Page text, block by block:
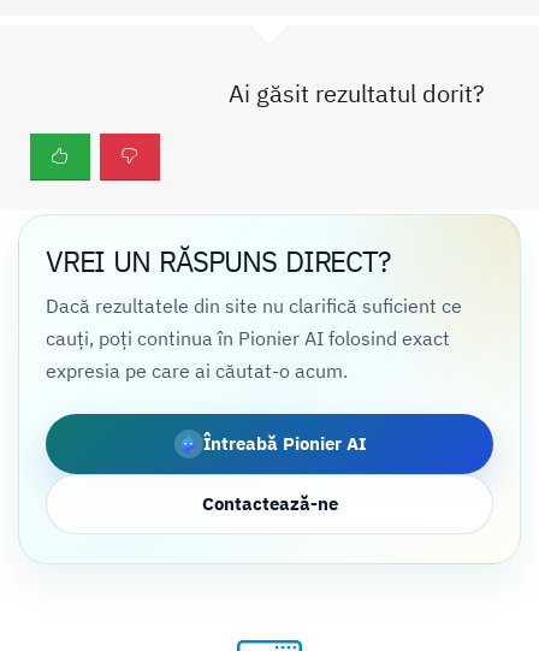
Ai găsit rezultatul dorit?
VREI UN RĂSPUNS DIRECT?
Dacă rezultatele din site nu clarifică suficient ce
cauți, poți continua în Pionier AI folosind exact
expresia pe care ai căutat-o acum.
Întreabă Pionier AI
Contactează-ne